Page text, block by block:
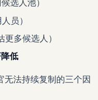
选人池）
员）
更多候选人）
低
法持续复制的三个因